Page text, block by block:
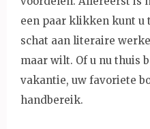
een paar klikken kunt u
schat aan literaire
maar wilt. Of u nu thuis
vakantie, uw favoriete
handbereik.